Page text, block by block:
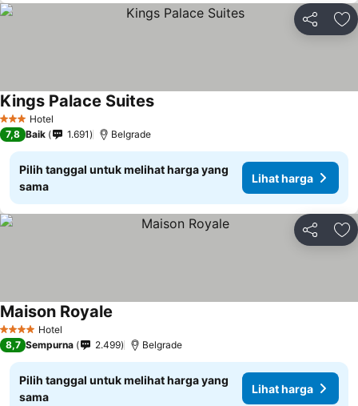
Bagikan
3 BintangHotel
Kings Palace Suites
7,8 Baik 1.691 Belgrade
Pilih tanggal untuk melihat harga yang
sama
Lihat harga
Bagikan
4 BintangHotel
Maison Royale
8,7 Sempurna 2.499 Belgrade
Pilih tanggal untuk melihat harga yang
sama
Lihat harga